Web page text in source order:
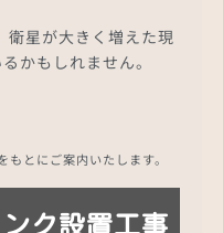
衛星が大きく増えた現
かもしれません。
とにご案内いたします。
ク設置工事